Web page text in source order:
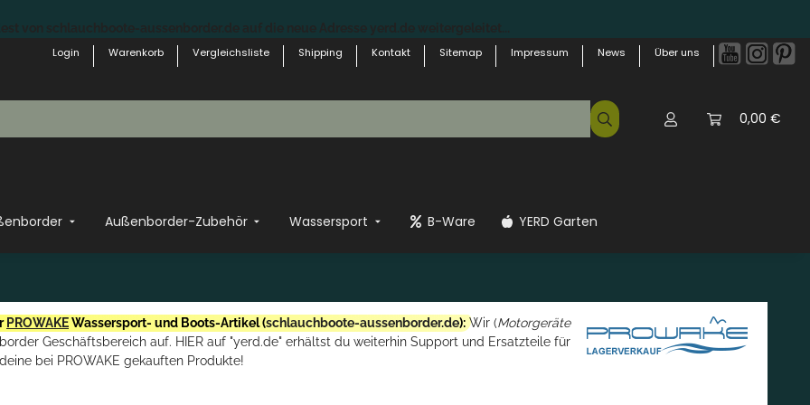
Login
Warenkorb Vergleichsliste Shipping Kontakt Sitemap Impressum News Über uns
0,00 €
Außenborder-Zubehör Wassersport B-Ware YERD Garten
PROWAKEWassersport- und Boots-Artikel (schlauchboote-aussenborder.de): Wir (Motorgeräte
Geschäftsbereich auf. HIER auf "yerd.de" erhältst du weiterhin Support und Ersatzteile für
deine bei PROWAKE gekauften Produkte!